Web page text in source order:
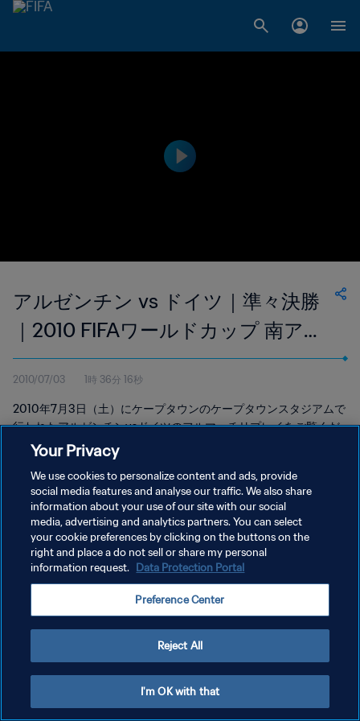
アルゼンチン vs ドイツ｜準々決勝
｜2010 FIFAワールドカップ 南アフ
リカ｜フルマッチリプレイ
2010/07/03 1時 36分 16秒
2010年7月3日（土）にケープタウンのケープタウンスタジアムで
行われたアルゼンチンvsドイツのフルマッチリプレイをご覧くだ
さい。
プライバシーポリシー
サービス利用規約
クッキー設定の管理
Copyright © 1994 - 2026 FIFA. All rights reserved.
Your Privacy
We use cookies to personalize content and ads, provide
social media features and analyse our traffic. We also share
information about your use of our site with our social
media, advertising and analytics partners. You can select
your cookie preferences by clicking on the buttons on the
right and place a do not sell or share my personal
information request. Data Protection Portal
Preference Center
Reject All
I'm OK with that